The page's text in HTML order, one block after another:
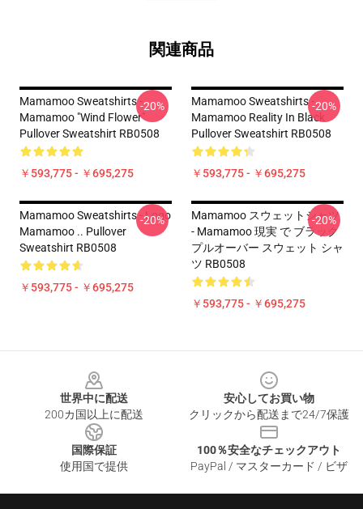
関連商品
Mamamoo Sweatshirts -
Mamamoo "Wind Flower"
Pullover Sweatshirt RB0508
￥593,775 - ￥695,275
-20%
Mamamoo Sweatshirts -
Mamamoo Reality In Black
Pullover Sweatshirt RB0508
￥593,775 - ￥695,275
-20%
Mamamoo Sweatshirts - Logo
Mamamoo .. Pullover
Sweatshirt RB0508
￥593,775 - ￥695,275
-20%
Mamamoo スウェットシャツ
- Mamamoo 現実 で ブラック
プルオーバー スウェット シャ
ツ RB0508
￥593,775 - ￥695,275
-20%
世界中に配送
200カ国以上に配送
安心してお買い物
クリックから配送まで24/7保護
国際保証
使用国で提供
100％安全なチェックアウト
PayPal / マスターカード / ビザ